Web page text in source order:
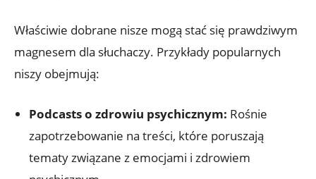
Właściwie dobrane nisze mogą stać się prawdziwym
magnesem dla słuchaczy. Przykłady popularnych
niszy obejmują:
Podcasts o zdrowiu psychicznym: Rośnie
zapotrzebowanie na treści, które poruszają
tematy związane z emocjami i zdrowiem